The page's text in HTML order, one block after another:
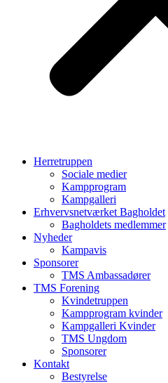
Herretruppen
Sociale medier
Kampprogram
Kampgalleri
Erhvervsnetværket Bagholdet
Bagholdets medlemmer
Nyheder
Kampavis
Sponsorer
TMS Ambassadører
TMS Forening
Kvindetruppen
Kampprogram kvinder
Kampgalleri Kvinder
TMS Ungdom
Sponsorer
Kontakt
Bestyrelse